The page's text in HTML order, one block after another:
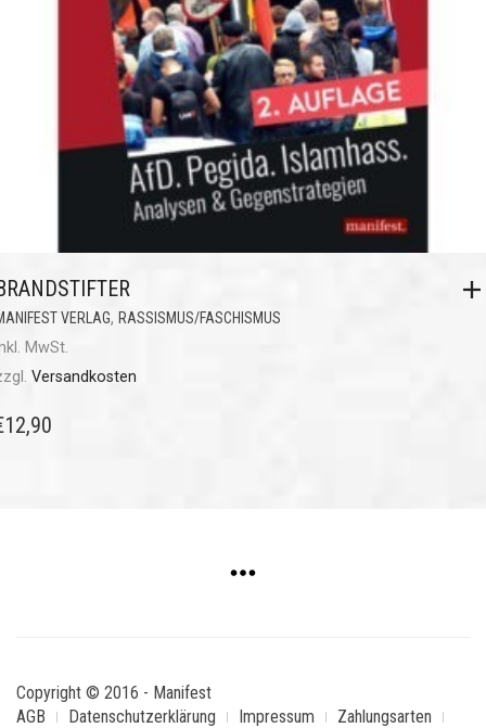
VERLAG, RASSISMUS/FASCHISMUS
MwSt.
Versandkosten
12,90
Copyright © 2016 - Manifest
AGB
Datenschutzerklärung Impressum Zahlungsarten